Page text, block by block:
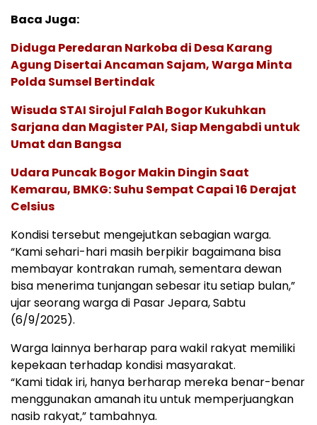
Baca Juga:
Diduga Peredaran Narkoba di Desa Karang
Agung Disertai Ancaman Sajam, Warga Minta
Polda Sumsel Bertindak
Wisuda STAI Sirojul Falah Bogor Kukuhkan
Sarjana dan Magister PAI, Siap Mengabdi untuk
Umat dan Bangsa
Udara Puncak Bogor Makin Dingin Saat
Kemarau, BMKG: Suhu Sempat Capai 16 Derajat
Celsius
Kondisi tersebut mengejutkan sebagian warga.
“Kami sehari-hari masih berpikir bagaimana bisa
membayar kontrakan rumah, sementara dewan
bisa menerima tunjangan sebesar itu setiap bulan,”
ujar seorang warga di Pasar Jepara, Sabtu
(6/9/2025).
Warga lainnya berharap para wakil rakyat memiliki
kepekaan terhadap kondisi masyarakat.
“Kami tidak iri, hanya berharap mereka benar-benar
menggunakan amanah itu untuk memperjuangkan
nasib rakyat,” tambahnya.